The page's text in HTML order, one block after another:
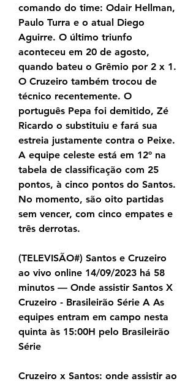
comando do time: Odair Hellman,
Paulo Turra e o atual Diego
Aguirre. O último triunfo
aconteceu em 20 de agosto,
quando bateu o Grêmio por 2 x 1.
O Cruzeiro também trocou de
técnico recentemente. O
português Pepa foi demitido, Zé
Ricardo o substituiu e fará sua
estreia justamente contra o Peixe.
A equipe celeste está em 12º na
tabela de classificação com 25
pontos, à cinco pontos do Santos.
No momento, são oito partidas
sem vencer, com cinco empates e
três derrotas.
(TELEVISÃO#) Santos e Cruzeiro
ao vivo online 14/09/2023 há 58
minutos — Onde assistir Santos X
Cruzeiro - Brasileirão Série A As
equipes entram em campo nesta
quinta às 15:00H pelo Brasileirão
Série
Cruzeiro x Santos: onde assistir ao